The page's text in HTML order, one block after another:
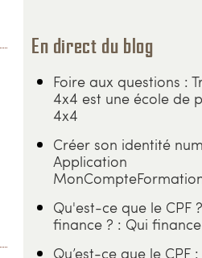
En direct du blog
Foire aux questions :
4x4 est une école de
4x4
Créer son identité
Application
Qu'est-ce que le CPF
finance ? : Qui
Qu’est-ce que le CPF